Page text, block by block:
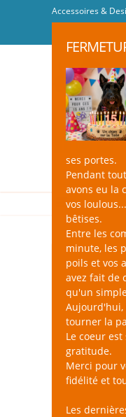
Accessoires &
ses portes.
Pendant
avons eu la
vos
bêtises.
Entre les
minute, les
poils et vos
avez fait de
qu'un
Aujourd'hui,
tourner la
Le coeur
gratitude.
Merci pour
fidélité et
Les